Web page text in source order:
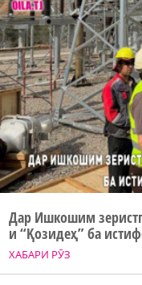
ХАБАРИ РӮЗ
Дар Ишкошим
и “Қозидеҳ” ба